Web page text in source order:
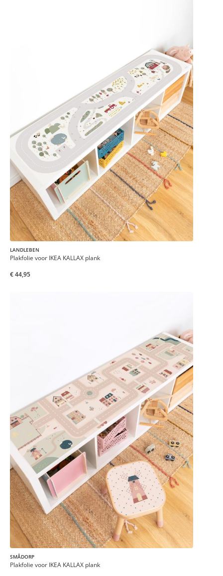
LANDLEBEN
Plakfolie voor IKEA KALLAX plank
€ 44,95
SMÅDORP
Plakfolie voor IKEA KALLAX plank